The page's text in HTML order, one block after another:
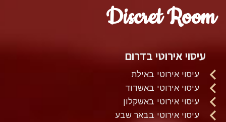
Discret Room
עיסוי אירוטי בדרום
עיסוי אירוטי באילת
עיסוי אירוטי באשדוד
עיסוי אירוטי באשקלון
עיסוי אירוטי בבאר שבע